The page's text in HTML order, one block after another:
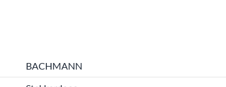
BACHMANN